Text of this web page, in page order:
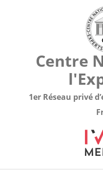
Centre
1er Réseau privé